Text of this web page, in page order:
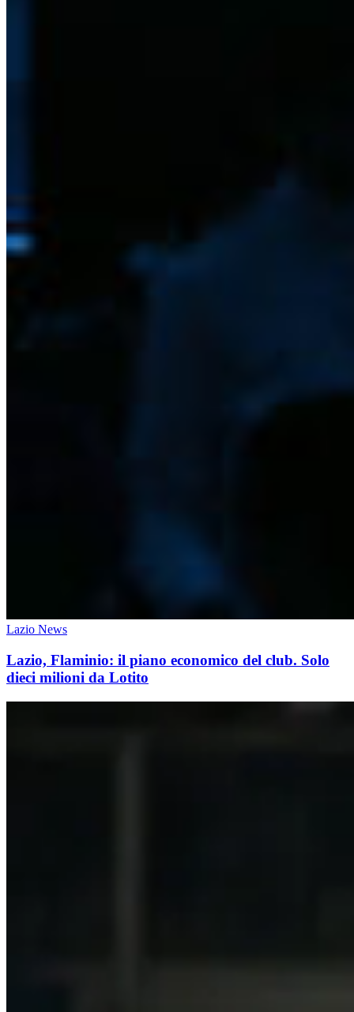
Lazio News
Lazio, Flaminio: il piano economico del club. Solo
dieci milioni da Lotito